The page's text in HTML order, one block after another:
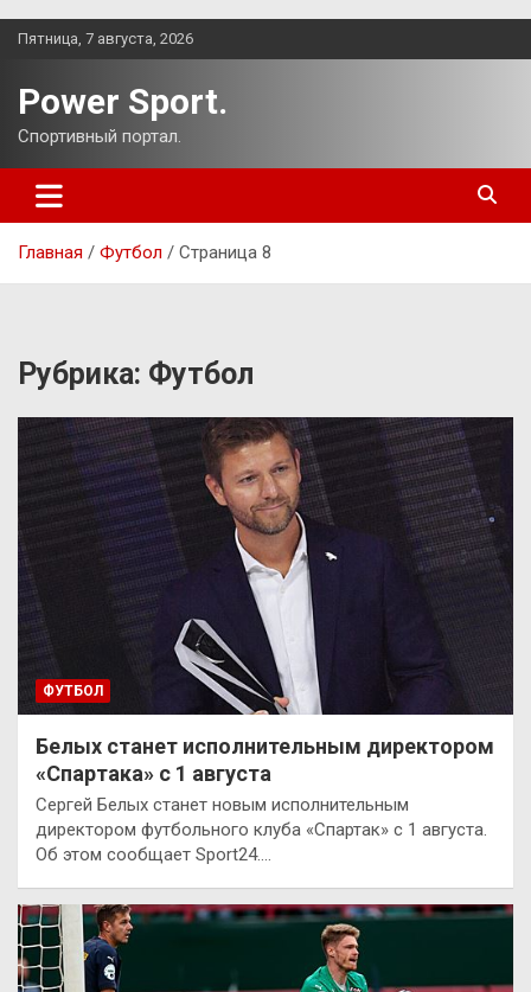
Перейти
Пятница, 7 августа, 2026
Power Sport.
Спортивный портал.
Главная Футбол Страница 8
Рубрика: Футбол
ФУТБОЛ
Белых станет исполнительным директором
«Спартака» с 1 августа
Сергей Белых станет новым исполнительным
директором футбольного клуба «Спартак» с 1 августа.
Об этом сообщает Sport24.…